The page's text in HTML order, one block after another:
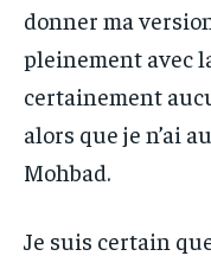
donner ma
pleinement avec
certainement
alors que je n’ai
Mohbad.
Je suis certain